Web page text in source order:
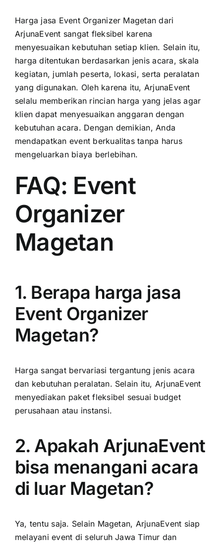
Harga jasa Event Organizer Magetan dari
ArjunaEvent sangat fleksibel karena
menyesuaikan kebutuhan setiap klien. Selain itu,
harga ditentukan berdasarkan jenis acara, skala
kegiatan, jumlah peserta, lokasi, serta peralatan
yang digunakan. Oleh karena itu, ArjunaEvent
selalu memberikan rincian harga yang jelas agar
klien dapat menyesuaikan anggaran dengan
kebutuhan acara. Dengan demikian, Anda
mendapatkan event berkualitas tanpa harus
mengeluarkan biaya berlebihan.
FAQ: Event
Organizer
Magetan
1. Berapa harga jasa
Event Organizer
Magetan?
Harga sangat bervariasi tergantung jenis acara
dan kebutuhan peralatan. Selain itu, ArjunaEvent
menyediakan paket fleksibel sesuai budget
perusahaan atau instansi.
2. Apakah ArjunaEvent
bisa menangani acara
di luar Magetan?
Ya, tentu saja. Selain Magetan, ArjunaEvent siap
melayani event di seluruh Jawa Timur dan